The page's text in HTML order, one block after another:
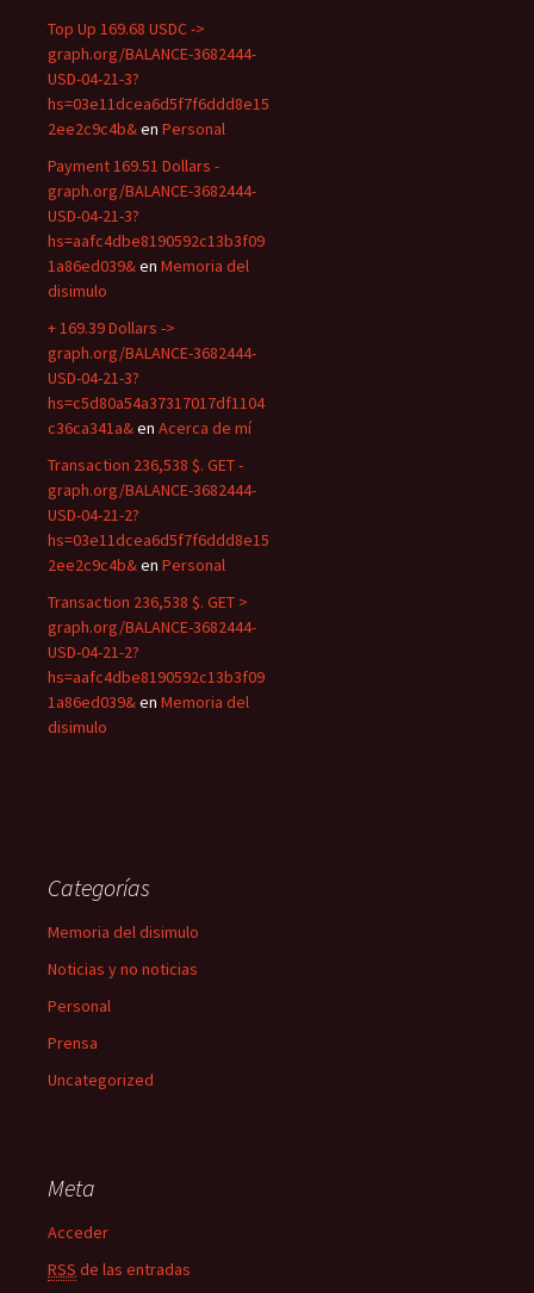
Top Up 169.68 USDC ->
graph.org/BALANCE-3682444-
USD-04-21-3?
hs=03e11dcea6d5f7f6ddd8e15
2ee2c9c4b&en Personal
Payment 169.51 Dollars -
graph.org/BALANCE-3682444-
USD-04-21-3?
hs=aafc4dbe8190592c13b3f09
1a86ed039&en Memoria del
disimulo
+ 169.39 Dollars ->
graph.org/BALANCE-3682444-
USD-04-21-3?
hs=c5d80a54a37317017df1104
c36ca341a&en Acerca de mí
Transaction 236,538 $. GET -
graph.org/BALANCE-3682444-
USD-04-21-2?
hs=03e11dcea6d5f7f6ddd8e15
2ee2c9c4b&en Personal
Transaction 236,538 $. GET >
graph.org/BALANCE-3682444-
USD-04-21-2?
hs=aafc4dbe8190592c13b3f09
1a86ed039&en Memoria del
disimulo
Categorías
Memoria del disimulo
Noticias y no noticias
Personal
Prensa
Uncategorized
Meta
Acceder
RSS de las entradas